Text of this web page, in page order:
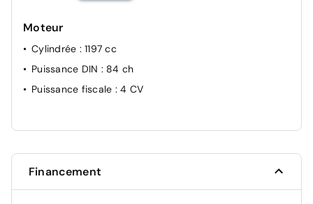
Moteur
Cylindrée : 1197 cc
Puissance DIN : 84 ch
Puissance fiscale : 4 CV
Financement